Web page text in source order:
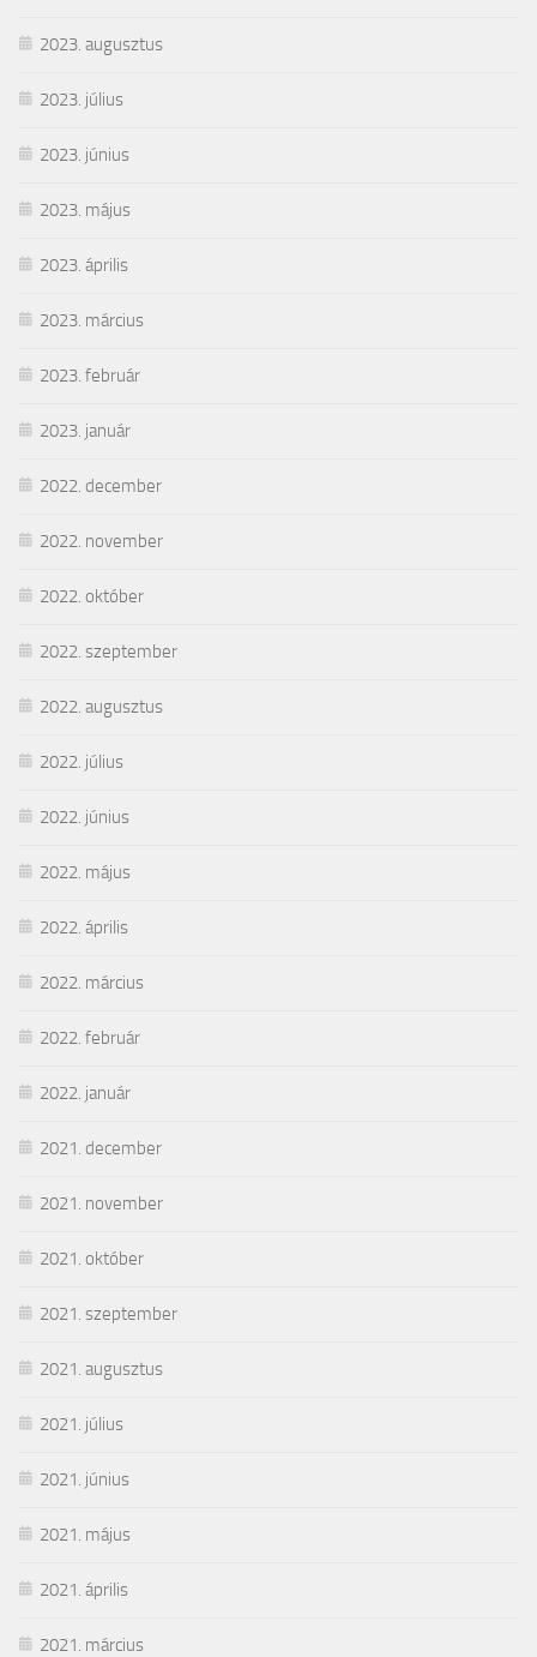
2023. augusztus
2023. július
2023. június
2023. május
2023. április
2023. március
2023. február
2023. január
2022. december
2022. november
2022. október
2022. szeptember
2022. augusztus
2022. július
2022. június
2022. május
2022. április
2022. március
2022. február
2022. január
2021. december
2021. november
2021. október
2021. szeptember
2021. augusztus
2021. július
2021. június
2021. május
2021. április
2021. március